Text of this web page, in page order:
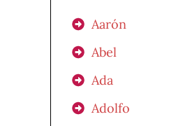
Aarón
Abel
Ada
Adolfo